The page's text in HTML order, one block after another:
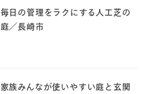
毎日の管理をラクにする人工芝の
庭／長崎市
家族みんなが使いやすい庭と玄関